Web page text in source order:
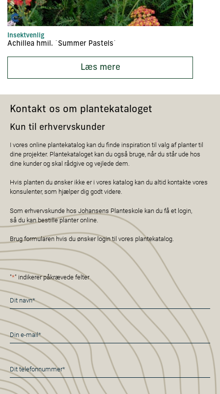
Insektvenlig
Achillea hmil. ´Summer Pastels´
Læs mere
Kontakt os om plantekataloget
Kun til erhvervskunder
I vores online plantekatalog kan du finde inspiration til valg af planter til
dine projekter. Plantekataloget kan du også bruge, når du står ude hos
dine kunder og skal rådgive og vejlede dem.
Hvis planten du ønsker ikke er i vores katalog kan du altid kontakte vores
konsulenter, som hjælper dig godt videre.
Som erhvervskunde hos Johansens Planteskole kan du få et login,
så du kan bestille planter online.
Brug formularen hvis du ønsker login til vores plantekatalog.
"*" indikerer påkrævede felter
Navn
*
E-
mail
*
Telefon
*